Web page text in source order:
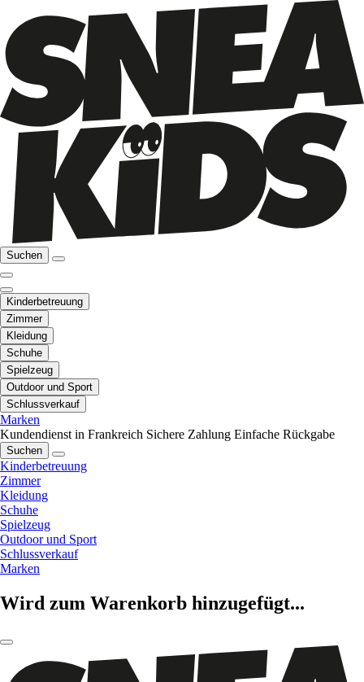
Suchen
Kinderbetreuung
Zimmer
Kleidung
Schuhe
Spielzeug
Outdoor und Sport
Schlussverkauf
Marken
Kundendienst in Frankreich Sichere Zahlung Einfache Rückgabe
Suchen
Kinderbetreuung
Zimmer
Kleidung
Schuhe
Spielzeug
Outdoor und Sport
Schlussverkauf
Marken
Wird zum Warenkorb hinzugefügt...